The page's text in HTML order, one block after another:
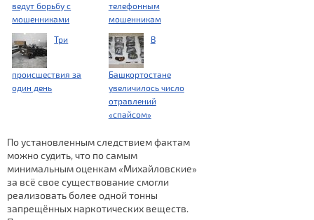
ведут борьбу с
мошенниками
телефонным
мошенникам
Три
происшествия за
один день
В
Башкортостане
увеличилось число
отравлений
«спайсом»
По установленным следствием фактам
можно судить, что по самым
минимальным оценкам «Михайловские»
за всё свое существование смогли
реализовать более одной тонны
запрещённых наркотических веществ.